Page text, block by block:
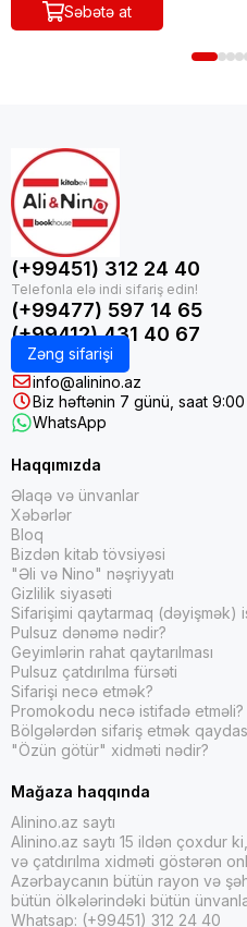
Səbətə at
(+99451) 312 24 40
(+99477) 597 14 65
(+99412) 431 40 67
Zəng sifarişi
info@alinino.az
Biz həftənin 7 günü, saat
WhatsApp
Haqqımızda
Əlaqə və ünvanlar
Xəbərlər
Bloq
Bizdən kitab tövsiyəsi
"Əli və Nino" nəşriyyatı
Gizlilik siyasəti
Sifarişimi qaytarmaq (dəyişmək)
Pulsuz dənəmə nədir?
Geyimlərin rahat qaytarılması
Pulsuz çatdırılma fürsəti
Sifarişi necə etmək?
Promokodu necə istifadə etməli?
Bölgələrdən sifariş etmək
"Özün götür" xidməti nədir?
Mağaza haqqında
Alinino.az saytı
Alinino.az saytı 15 ildən çoxdur
və çatdırılma xidməti göstərən
Azərbaycanın bütün rayon və
bütün ölkələrindəki bütün
Whatsap: (+99451) 312 24 40